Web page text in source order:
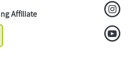
Affiliate